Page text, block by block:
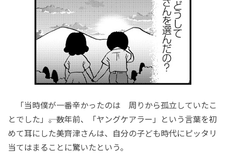
「当時僕が一番辛かったのは 周りから孤立していたこ
とでした」――。数年前、「ヤングケアラー」という言葉を初
めて耳にした美齊津さんは、自分の子ども時代にピッタリ
当てはまることに驚いたという。